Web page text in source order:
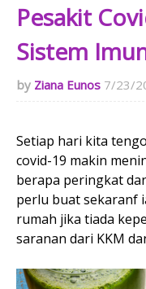
Pesakit
Sistem
Ziana Eunos 7/23/
Setiap hari kita
covid-19 makin
berapa peringkat
perlu buat sekaranf
rumah jika tiada
saranan dari KKM